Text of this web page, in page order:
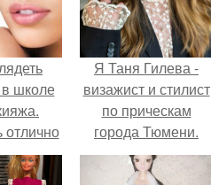
школе
отлично
10
Я Таня Гилева -
визажист и стилист
по прическам
города Тюмени.